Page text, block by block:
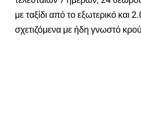
με ταξίδι από το εξωτερικό και
σχετιζόμενα με ήδη γνωστό